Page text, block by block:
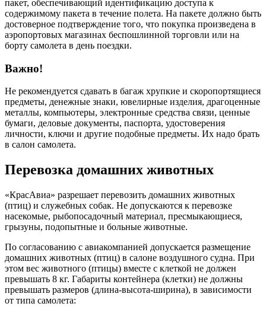
пакет, обеспечивающий идентификацию доступа к
содержимому пакета в течение полета. На пакете должно быть
достоверное подтверждение того, что покупка произведена в
аэропортовых магазинах беспошлинной торговли или на
борту самолета в день поездки.
Важно!
Не рекомендуется сдавать в багаж хрупкие и скоропортящиеся
предметы, денежные знаки, ювелирные изделия, драгоценные
металлы, компьютеры, электронные средства связи, ценные
бумаги, деловые документы, паспорта, удостоверения
личности, ключи и другие подобные предметы. Их надо брать
в салон самолета.
Перевозка домашних животных
«КрасАвиа» разрешает перевозить домашних животных
(птиц) и служебных собак. Не допускаются к перевозке
насекомые, рыбопосадочный материал, пресмыкающиеся,
грызуны, подопытные и больные животные.
По согласованию с авиакомпанией допускается размещение
домашних животных (птиц) в салоне воздушного судна. При
этом вес животного (птицы) вместе с клеткой не должен
превышать 8 кг. Габариты контейнера (клетки) не должны
превышать размеров (длина-высота-ширина), в зависимости
от типа самолета: